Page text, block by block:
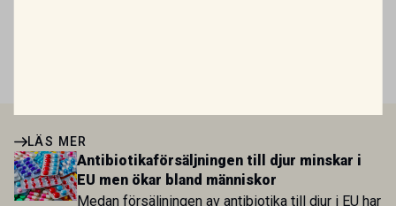
LÄS MER
Antibiotikaförsäljningen till djur minskar i
EU men ökar bland människor
Medan försäljningen av antibiotika till djur i EU har